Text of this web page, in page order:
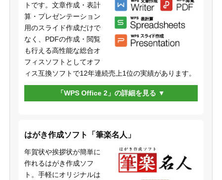
トです。文章作成・表計
算・プレゼンテーション
用のスライド作成だけで
なく、PDFの作成・閲覧
も行える高性能な総合オ
フィスソフトとしてオフ
ィス互換ソフトで12年連続売上1位の実績があります。
「WPS Office 2」の詳細を見る
はがき作成ソフト「筆楽名人」
年賀状や挨拶状が簡単に
作れるはがき作成ソフ
ト。手軽にオリジナルは